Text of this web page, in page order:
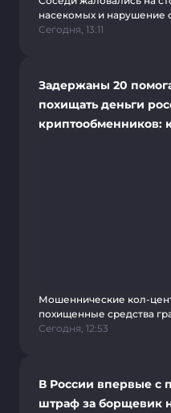
насекомых и нарушение
Сегодня, 13:11
Задержаны 20
похищать деньги
криптообменников:
Мошеннические кол-
похищенные средства
Сегодня, 12:53
В России впервые
штраф за борщевик